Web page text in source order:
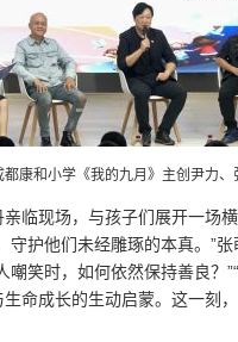
都康和小学《我的九月》主创尹力
临现场，与孩子们展开一场
守护他们未经雕琢的本真。”
笑时，如何依然保持善良？
命成长的生动启蒙。这一刻